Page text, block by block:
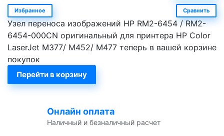
Избранное Сравнить
Узел переноса изображений HP RM2-6454 / RM2-
6454-000CN оригинальный для принтера HP Color
LaserJet M377/ M452/ M477 теперь в вашей корзине
покупок
Перейти в корзину
Онлайн оплата
Наличный и безналичный расчет